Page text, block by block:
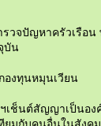
จปัญหาครัวเรือ
บัน
งทุนหมุนเวียน
เช็นต์สัญญาเป็นอ